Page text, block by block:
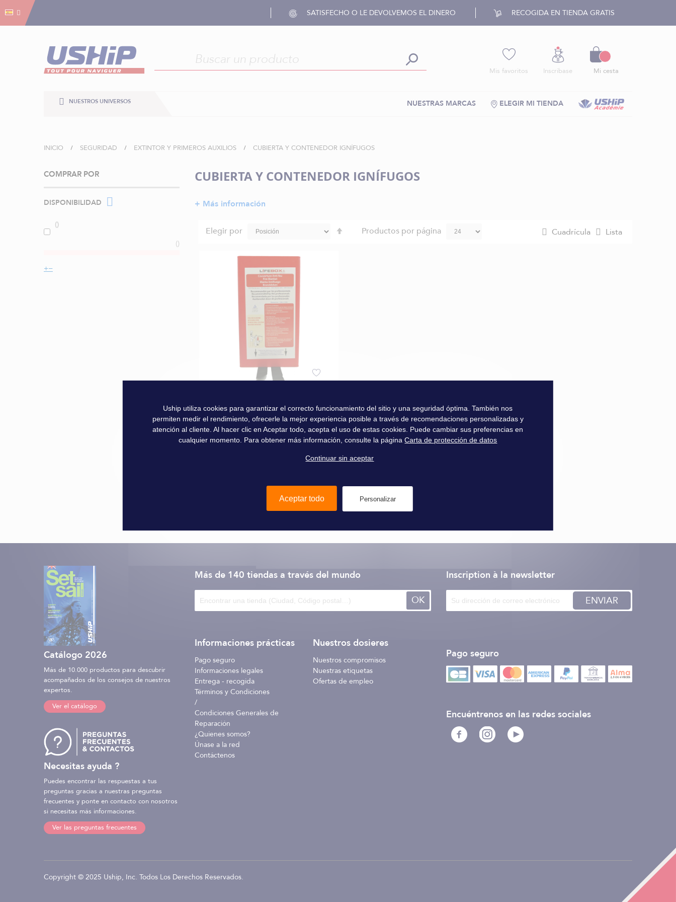
SATISFECHO O LE DEVOLVEMOS EL DINERO RECOGIDA EN TIENDA GRATIS
Mis favoritos Inscríbase Mi cesta
NUESTROS UNIVERSOS ELEGIR MI TIENDA
NUESTRAS MARCAS
INICIO SEGURIDAD EXTINTOR Y PRIMEROS AUXILIOS CUBIERTA Y CONTENEDOR IGNÍFUGOS
CUBIERTA Y CONTENEDOR IGNÍFUGOS
+ Más información
Elegir por Productos por página Cuadrícula Lista
26,90 €
COMPRAR POR
DISPONIBILIDAD
Catálogo 2026
Más de 10.000 productos para descubrir
acompañados de los consejos de nuestros
expertos.
Ver el catálogo
Necesitas ayuda ?
Puedes encontrar las respuestas a tus
preguntas gracias a nuestras preguntas
frecuentes y ponte en contacto con nosotros
si necesitas más informaciones.
Ver las preguntas frecuentes
Más de 140 tiendas a través del mundo
OK
Informaciones prácticas
Pago seguro
Informaciones legales
Entrega - recogida
Términos y Condiciones
/
Condiciones Generales de
Reparación
¿Quienes somos?
Únase a la red
Contáctenos
Nuestros dosieres
Nuestros compromisos
Nuestras etiquetas
Ofertas de empleo
Inscription à la newsletter
ENVIAR
Pago seguro
Encuéntrenos en las redes sociales
Copyright © 2025 Uship, Inc. Todos Los Derechos Reservados.
Gestión de cookies
Uship utiliza cookies para garantizar el correcto funcionamiento del sitio y una seguridad óptima. También nos
permiten medir el rendimiento, ofrecerle la mejor experiencia posible a través de recomendaciones personalizadas y
atención al cliente. Al hacer clic en Aceptar todo, acepta el uso de estas cookies. Puede cambiar sus preferencias en
cualquier momento. Para obtener más información, consulte la páginaCarta de protección de datos
Continuar sin aceptar
Aceptar todo Personalizar
Gestión de cookies